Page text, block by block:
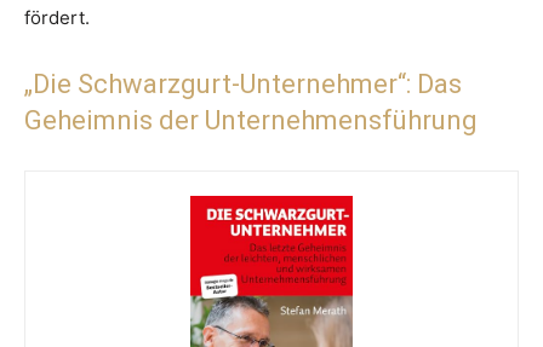
fördert.
„Die Schwarzgurt-Unternehmer“: Das
Geheimnis der Unternehmensführung